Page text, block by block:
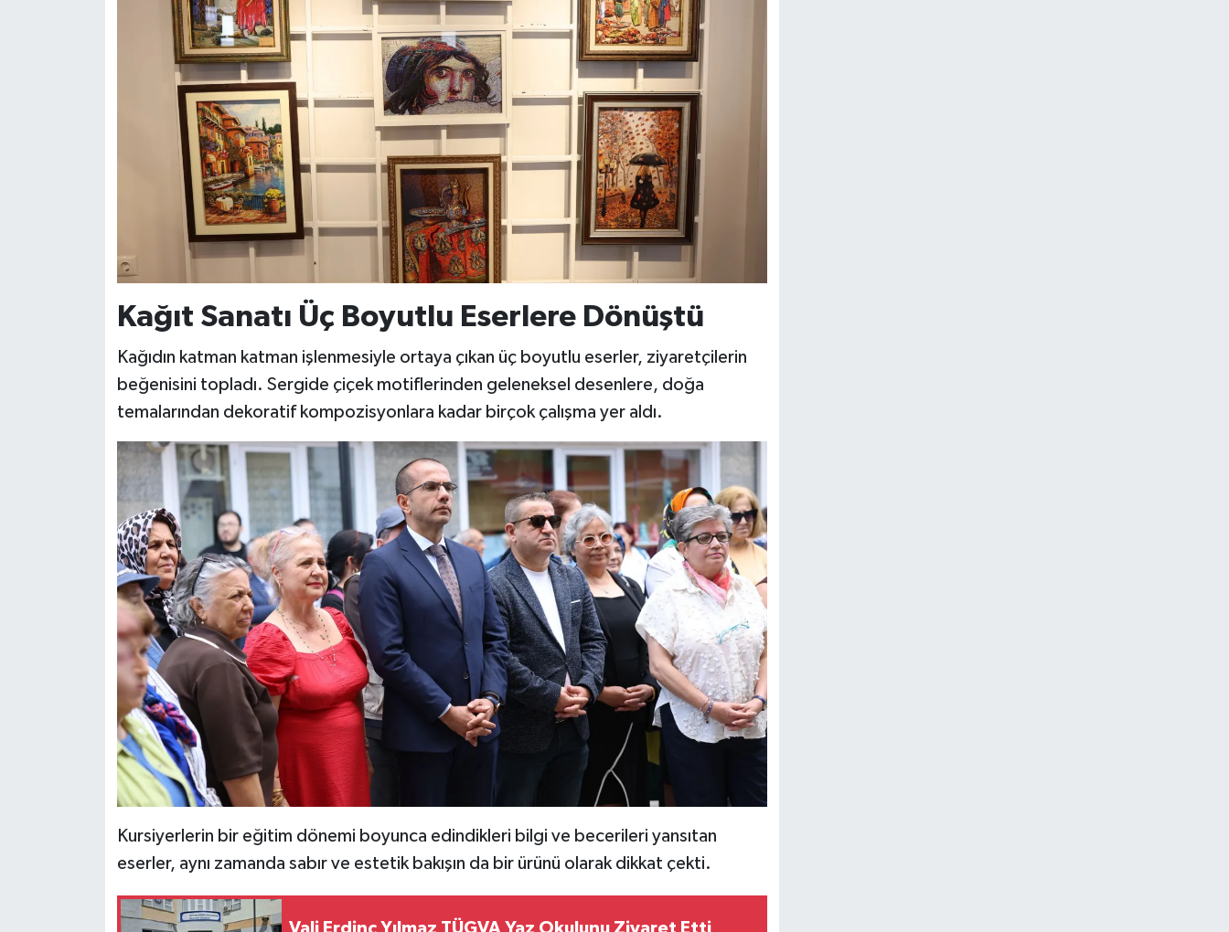
Kağıt Sanatı Üç Boyutlu Eserlere Dönüştü
Kağıdın katman katman işlenmesiyle ortaya çıkan üç boyutlu eserler, ziyaretçilerin
beğenisini topladı. Sergide çiçek motiflerinden geleneksel desenlere, doğa
temalarından dekoratif kompozisyonlara kadar birçok çalışma yer aldı.
Kursiyerlerin bir eğitim dönemi boyunca edindikleri bilgi ve becerileri yansıtan
eserler, aynı zamanda sabır ve estetik bakışın da bir ürünü olarak dikkat çekti.